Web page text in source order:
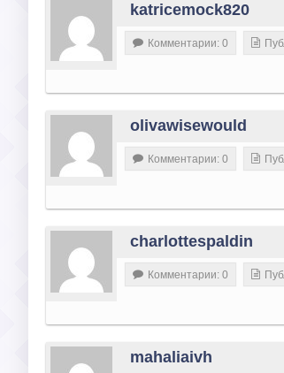
katricemock820
Комментарии: 0
olivawisewould
Комментарии: 0
charlottespaldin
Комментарии: 0
mahaliaivh